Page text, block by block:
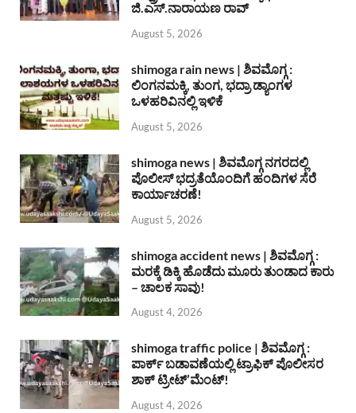
ಜಿ.ಎಸ್.ನಾರಾಯಣ ರಾವ್
August 5, 2026
shimoga rain news | ಶಿವಮೊಗ್ಗ :
ಲಿಂಗನಮಕ್ಕಿ, ತುಂಗ, ಭದ್ರಾ ಡ್ಯಾಂಗಳ
ಒಳಹರಿವಿನಲ್ಲಿ ಇಳಿಕೆ
August 5, 2026
shimoga news | ಶಿವಮೊಗ್ಗ ನಗರದಲ್ಲಿ
ಪೊಲೀಸ್ ಭದ್ರತೆಯೊಂದಿಗೆ ಹಂದಿಗಳ ಸೆರೆ
ಕಾರ್ಯಾಚರಣೆ!
August 5, 2026
shimoga accident news | ಶಿವಮೊಗ್ಗ :
ಮರಕ್ಕೆ ಡಿಕ್ಕಿ ಹೊಡೆದು ಮೂರು ತುಂಡಾದ ಕಾರು
– ಚಾಲಕ ಸಾವು!
August 4, 2026
shimoga traffic police | ಶಿವಮೊಗ್ಗ :
ಪಾರ್ಕ್ ಬಡಾವಣೆಯಲ್ಲಿ ಟ್ರಾಫಿಕ್ ಪೊಲೀಸರ
ಶಾಕ್ ಟ್ರೀಟ್’ಮೆಂಟ್!
August 4, 2026